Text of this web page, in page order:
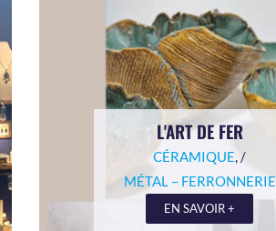
L'ART DE FER
CÉRAMIQUE, /
MÉTAL – FERRONNERIE
EN SAVOIR +